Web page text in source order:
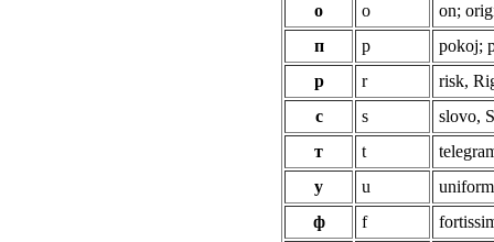
о
o
on;
п
p
pokoj;
р
r
risk,
с
s
slovo,
т
t
у
u
ф
f